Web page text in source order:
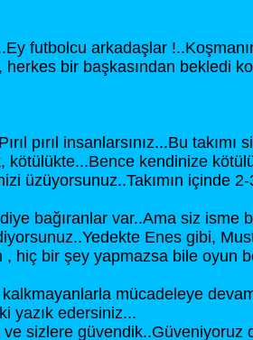
futbolcu arkadaşlar
herkes bir başkasından bekledi
pırıl insanlarsınız...Bu takımı
kötülükte...Bence kendinize
üzüyorsunuz..Takımın içinde
bağıranlar var..Ama siz isme
Enes gibi,
, hiç bir şey yapmazsa bile oyun
mücadeleye
yazık edersiniz...
ve sizlere güvendik..Güveniyoruz